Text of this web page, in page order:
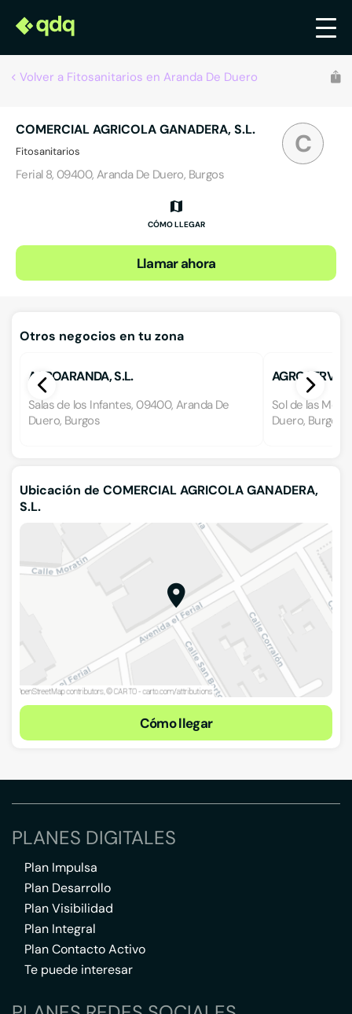
Volver a Fitosanitarios en Aranda De Duero
C
COMERCIAL AGRICOLA GANADERA, S.L.
Fitosanitarios
Ferial 8, 09400, Aranda De Duero, Burgos
CÓMO LLEGAR
Llamar ahora
Otros negocios en tu zona
AGROARANDA, S.L.
Salas de los Infantes, 09400, Aranda De
Duero, Burgos
Sol de las
Duero, Burgos
Ubicación de COMERCIAL AGRICOLA GANADERA,
S.L.
Cómo llegar
PLANES DIGITALES
Plan Impulsa
Plan Desarrollo
Plan Visibilidad
Plan Integral
Plan Contacto Activo
Te puede interesar